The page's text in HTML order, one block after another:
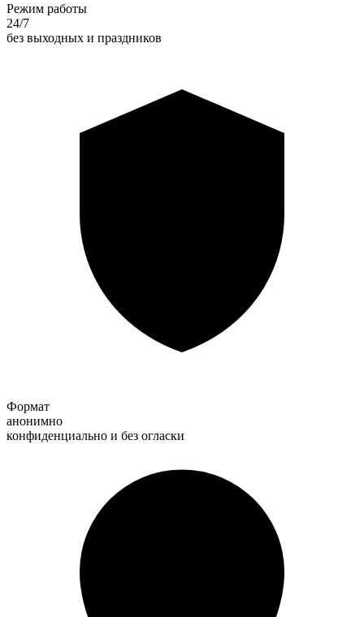
Режим работы
24/7
без выходных и праздников
Формат
анонимно
конфиденциально и без огласки